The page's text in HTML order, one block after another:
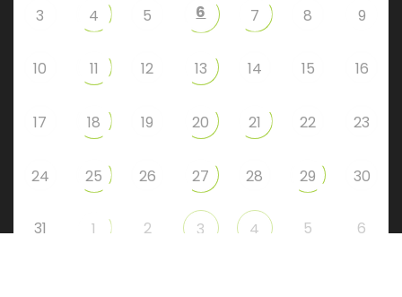
3 4 5 6 7 8 9
10 11 12 13 14 15 16
17 18 19 20 21 22 23
24 25 26 27 28 29 30
31 1 2 3 4 5 6